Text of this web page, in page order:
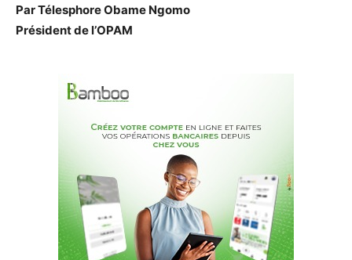
Par Télesphore Obame Ngomo
Président de l’OPAM